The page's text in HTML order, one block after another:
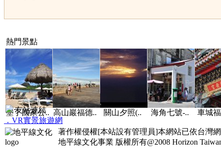
熱門景點
墾丁國家公.. 高山巖福德.. 關山夕照(.. 海角七號-.. 車城
友站連結
．VR實景旅遊網
著作權侵權[本站設有管理員]本網站已依台灣
地平線文化事業 版權所有@2008 Horizon